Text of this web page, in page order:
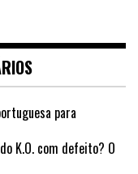
para
K.O. com defeito? O